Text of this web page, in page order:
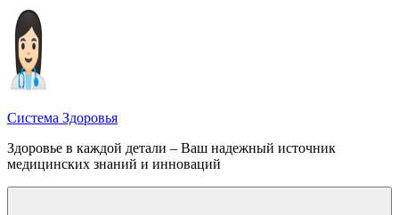
Перейти
содержимому
Система Здоровья
Здоровье в каждой детали – Ваш надежный источник
медицинских знаний и инноваций